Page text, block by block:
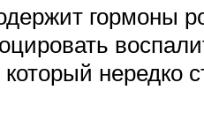
гормоны
нередко